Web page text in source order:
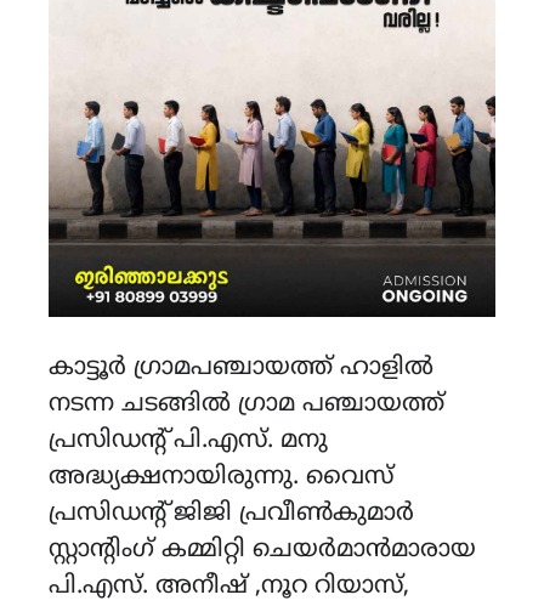
കാട്ടൂർ ഗ്രാമപഞ്ചായത്ത് ഹാളിൽ
നടന്ന ചടങ്ങിൽ ഗ്രാമ പഞ്ചായത്ത്
പ്രസിഡൻ്റ് പി.എസ്. മനു
അദ്ധ്യക്ഷനായിരുന്നു. വൈസ്
പ്രസിഡൻ്റ് ജിജി പ്രവീൺകുമാർ
സ്റ്റാൻ്റിംഗ് കമ്മിറ്റി ചെയർമാൻമാരായ
പി.എസ്. അനീഷ് ,നൂറ റിയാസ്,